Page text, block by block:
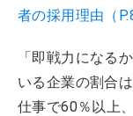
者の採用理由（
「即戦力になる
いる企業の割合
仕事で60％以上